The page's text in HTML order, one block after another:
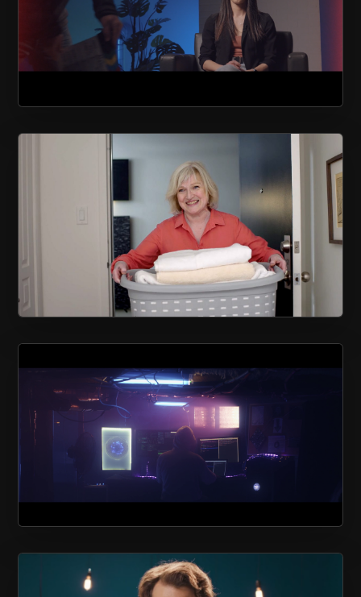
SOCIÉTÉ ALZHEIMER DE QUÉBEC
LOGISCO
CONSEIL QUÉBÉCOIS DE LA
COOPÉRATION ET DE LA MUTUALITÉ